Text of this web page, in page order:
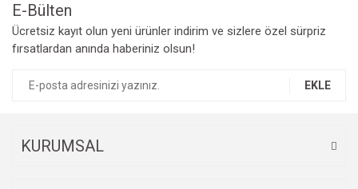
E-Bülten
Ücretsiz kayıt olun yeni ürünler indirim ve sizlere özel sürpriz
fırsatlardan anında haberiniz olsun!
EKLE
KURUMSAL